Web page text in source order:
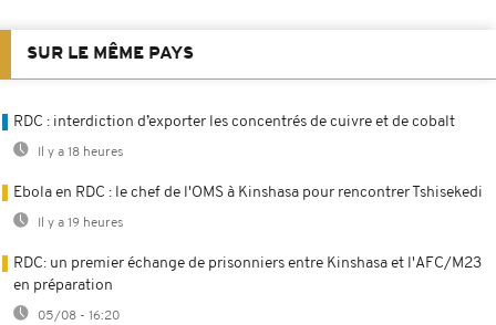
SUR LE MÊME PAYS
RDC : interdiction d’exporter les concentrés de cuivre et de cobalt
Il y a 18 heures
Ebola en RDC : le chef de l'OMS à Kinshasa pour rencontrer Tshisekedi
Il y a 19 heures
RDC: un premier échange de prisonniers entre Kinshasa et l'AFC/M23
en préparation
05/08 - 16:20